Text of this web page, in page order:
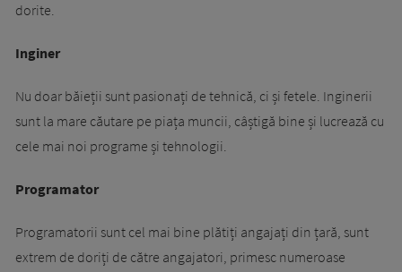
dorite.
Inginer
Nu doar băieții sunt pasionați de tehnică, ci și fetele. Inginerii
sunt la mare căutare pe piața muncii, câștigă bine și lucrează cu
cele mai noi programe și tehnologii.
Programator
Programatorii sunt cel mai bine plătiți angajați din țară, sunt
extrem de doriți de către angajatori, primesc numeroase